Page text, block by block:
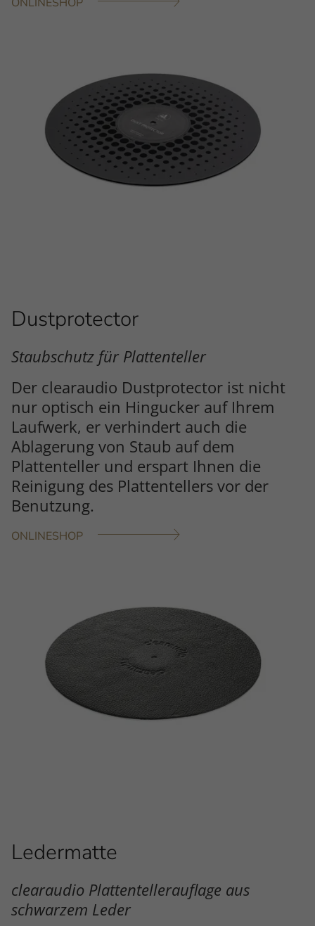
ONLINESHOP
Dustprotector
Staubschutz für Plattenteller
Der clearaudio Dustprotector ist nicht
nur optisch ein Hingucker auf Ihrem
Laufwerk, er verhindert auch die
Ablagerung von Staub auf dem
Plattenteller und erspart Ihnen die
Reinigung des Plattentellers vor der
Benutzung.
ONLINESHOP
Ledermatte
clearaudio Plattentellerauflage aus
schwarzem Leder